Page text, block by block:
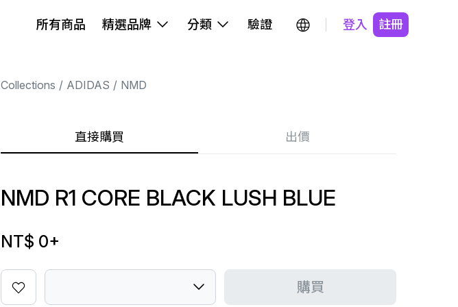
所有商品 精選品牌 分類 驗證 登入 註冊
Collections ADIDAS NMD
直接購買 出價
NMD R1 CORE BLACK LUSH BLUE
NT$ 0+
購買